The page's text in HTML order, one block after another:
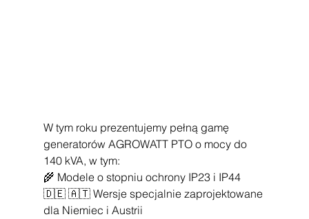
W tym roku prezentujemy pełną gamę
generatorów AGROWATT PTO o mocy do
140 kVA, w tym:
🌾 Modele o stopniu ochrony IP23 i IP44
🇩🇪 🇦🇹 Wersje specjalnie zaprojektowane
dla Niemiec i Austrii